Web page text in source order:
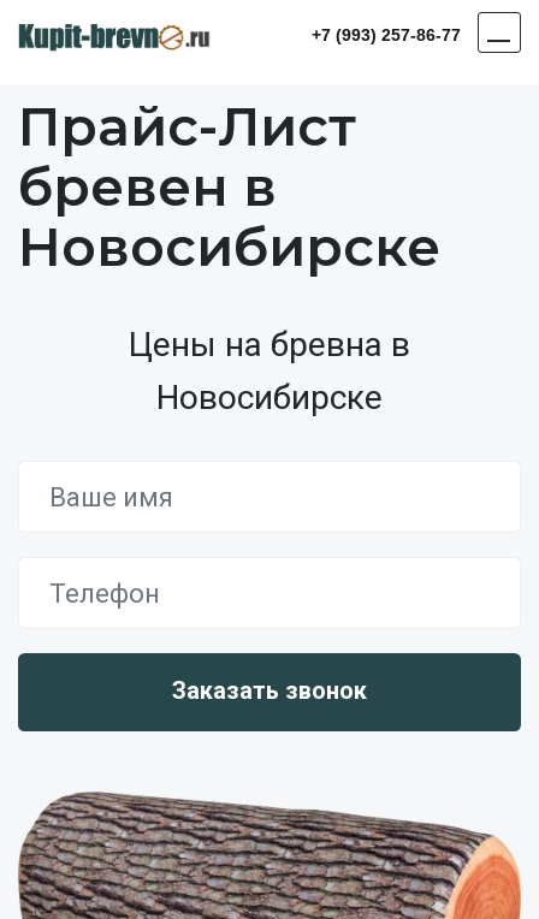
+7 (993) 257-86-77
Прайс-Лист
бревен в
Новосибирске
Цены на бревна в
Новосибирске